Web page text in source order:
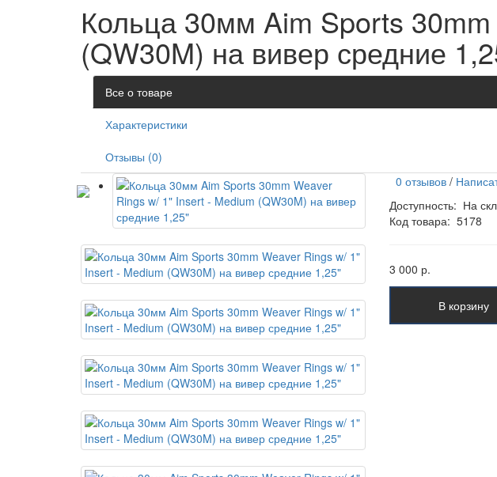
Кольца 30мм Aim Sports
(QW30M) на вивер средние
Все о товаре
Характеристики
Отзывы (0)
0 отзывов /
Доступность: На
Код товара: 5178
3 000 р.
В корзину